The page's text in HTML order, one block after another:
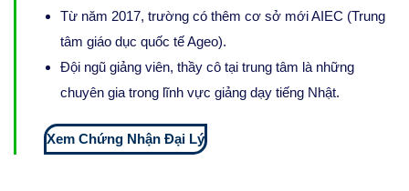
Từ năm 2017, trường có thêm cơ sở mới AIEC (Trung
tâm giáo dục quốc tế Ageo).
Đội ngũ giảng viên, thầy cô tại trung tâm là những
chuyên gia trong lĩnh vực giảng dạy tiếng Nhật.
Xem Chứng Nhận Đại Lý